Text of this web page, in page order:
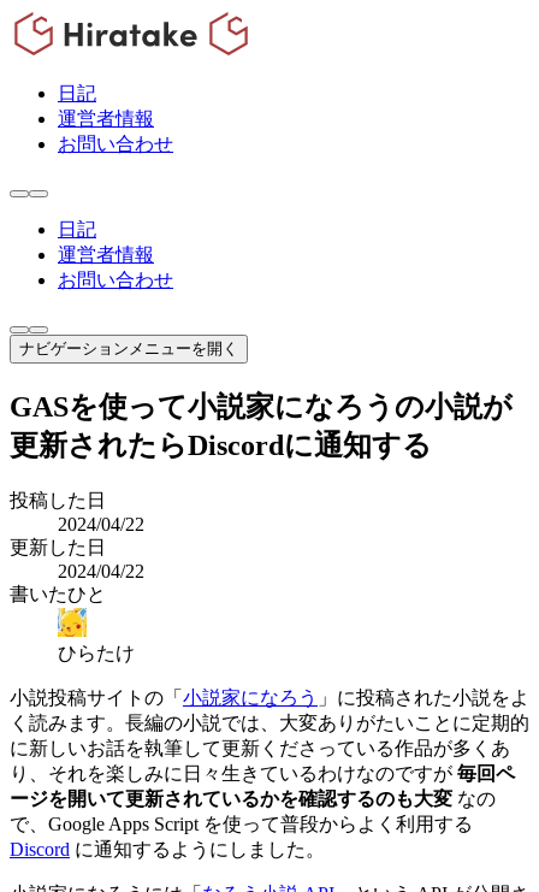
日記
運営者情報
お問い合わせ
日記
運営者情報
お問い合わせ
ナビゲーションメニューを開く
GASを使って小説家になろうの小説が
更新されたらDiscordに通知する
投稿した日
2024/04/22
更新した日
2024/04/22
書いたひと
ひらたけ
小説投稿サイトの「 小説家になろう 」に投稿された小説をよ
く読みます。長編の小説では、大変ありがたいことに定期的
に新しいお話を執筆して更新くださっている作品が多くあ
り、それを楽しみに日々生きているわけなのですが 毎回ペ
ージを開いて更新されているかを確認するのも大変 なの
で、Google Apps Script を使って普段からよく利用する
Discord に通知するようにしました。